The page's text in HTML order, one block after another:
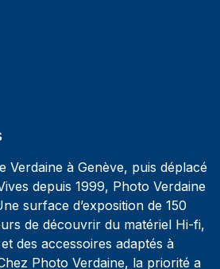
Verdaine à Genève, puis déplacé
depuis 1999, Photo Verdaine
surface d’exposition de 150
de découvrir du matériel Hi-fi,
des accessoires adaptés à
Photo Verdaine, la priorité a